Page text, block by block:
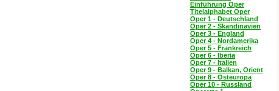
Einführung Oper
Titelalphabet Oper
Oper 1 - Deutschland
Oper 2 - Skandinavien
Oper 3 - England
Oper 4 - Nordamerika
Oper 5 - Frankreich
Oper 6 - Iberia
Oper 7 - Italien
Oper 9 - Balkan, Orient
Oper 8 - Osteuropa
Oper 10 - Russland